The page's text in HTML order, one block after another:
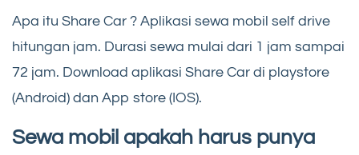
Apa itu Share Car ? Aplikasi sewa mobil self drive
hitungan jam. Durasi sewa mulai dari 1 jam sampai
72 jam. Download aplikasi Share Car di playstore
(Android) dan App store (IOS).
Sewa mobil apakah harus punya